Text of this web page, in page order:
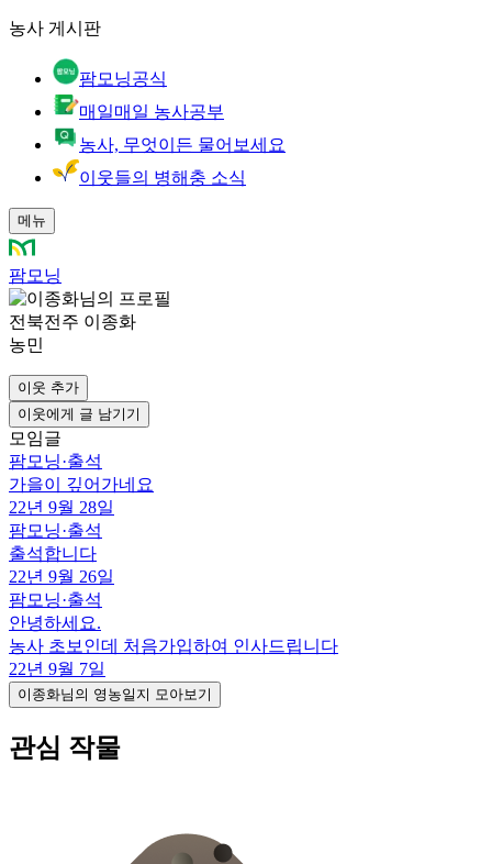
농사 게시판
팜모닝공식
매일매일 농사공부
농사, 무엇이든 물어보세요
이웃들의 병해충 소식
메뉴
팜모닝
전북전주 이종화
농민
이웃 추가
이웃에게 글 남기기
모임글
팜모닝·출석
가을이 깊어가네요
22년 9월 28일
팜모닝·출석
출석합니다
22년 9월 26일
팜모닝·출석
안녕하세요.
농사 초보인데 처음가입하여 인사드립니다
22년 9월 7일
이종화님의 영농일지 모아보기
관심 작물